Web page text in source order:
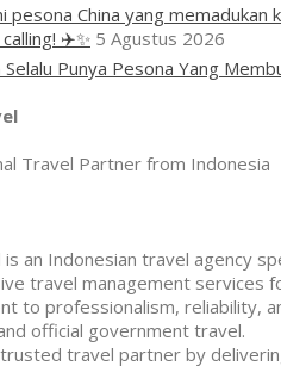
pesona China yang
✈️✨ 5 Agustus 2026
Punya Pesona Yang
Travel Partner from Indonesia
an Indonesian travel agency
travel management services
to professionalism, reliability,
official government travel.
travel partner by